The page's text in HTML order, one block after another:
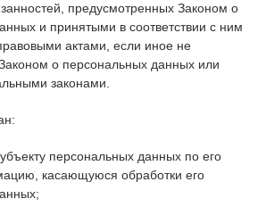
предусмотренных Законом о
и принятыми в соответствии с ним
актами, если иное не
о персональных данных или
законами.
персональных данных по его
касающуюся обработки его